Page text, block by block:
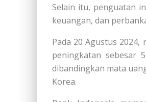
Selain itu, penguatan
keuangan, dan
Pada 20 Agustus
peningkatan sebesar
dibandingkan mata
Korea.